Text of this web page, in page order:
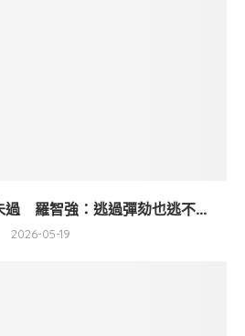
過 羅智強：逃過彈劾也逃不...
2026-05-19